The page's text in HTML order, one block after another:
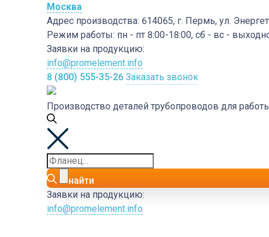
Москва
Адрес производства: 614065, г. Пермь, ул.
Режим работы: пн - пт 8:00-18:00, сб - вс -
Заявки на продукцию:
info@promelement.info
8 (800) 555-35-26 Заказать звонок
Производство деталей трубопроводов для
найти
Заявки на продукцию:
info@promelement.info